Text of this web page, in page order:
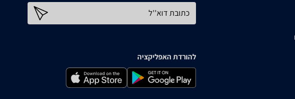
כתובת דוא''ל
להורדת האפליקציה